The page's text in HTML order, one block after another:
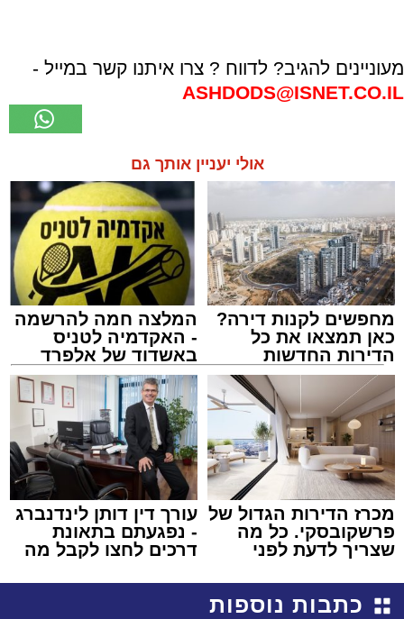
מעוניינים להגיב? לדווח ? צרו איתנו קשר במייל -
ASHDODS@ISNET.CO.IL
אולי יעניין אותך גם
מחפשים לקנות דירה?
כאן תמצאו את כל
הדירות החדשות
למכירה באשדוד >>>
המלצה חמה להרשמה
- האקדמיה לטניס
באשדוד של אלפרד
קריאולנסקי - לילדים
מכרז הדירות הגדול של
פרשקובסקי. כל מה
שצריך לדעת לפני
באשדוד
עורך דין דותן לינדנברג
- נפגעתם בתאונת
דרכים לחצו לקבל מה
כתבות נוספות